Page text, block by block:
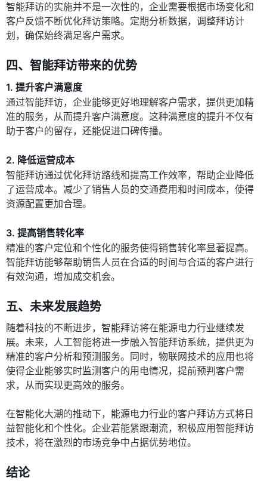
智能拜访的实施并不是一次性的，企业需要根据市场变化和
客户反馈不断优化拜访策略。定期分析数据，调整拜访计
划，确保始终满足客户需求。
四、智能拜访带来的优势
1. 提升客户满意度
通过智能拜访，企业能够更好地理解客户需求，提供更加精
准的服务，从而提升客户满意度。这种满意度的提升不仅有
助于客户的留存，还能促进口碑传播。
2. 降低运营成本
智能拜访通过优化拜访路线和提高工作效率，帮助企业降低
了运营成本。减少了销售人员的交通费用和时间成本，使得
资源配置更加合理。
3. 提高销售转化率
精准的客户定位和个性化的服务使得销售转化率显著提高。
智能拜访能够帮助销售人员在合适的时间与合适的客户进行
有效沟通，增加成交机会。
五、未来发展趋势
随着科技的不断进步，智能拜访将在能源电力行业继续发
展。未来，人工智能将进一步融入智能拜访系统，提供更为
精准的客户分析和预测服务。同时，物联网技术的应用也将
使得企业能够实时监测客户的用电情况，提前预判客户需
求，从而实现更高效的服务。
在智能化大潮的推动下，能源电力行业的客户拜访方式将日
益智能化和个性化。企业若能紧跟潮流，积极应用智能拜访
技术，将在激烈的市场竞争中占据优势地位。
结论